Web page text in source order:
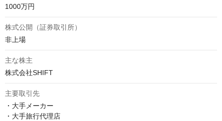
1000万円
株式公開（証券取引所）
非上場
主な株主
株式会社SHIFT
主要取引先
・大手メーカー
・大手旅行代理店